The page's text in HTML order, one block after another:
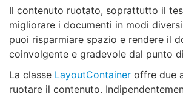
Il contenuto ruotato, soprattutto il
migliorare i documenti in modi
puoi risparmiare spazio e rendere il
coinvolgente e gradevole dal punto
La classe LayoutContainer offre due
ruotare il contenuto.